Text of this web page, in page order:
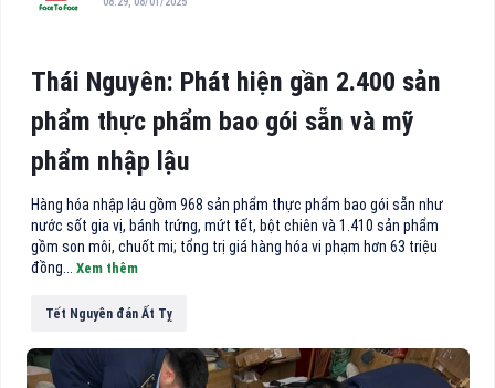
Thái Nguyên: Phát hiện gần 2.400 sản
phẩm thực phẩm bao gói sẵn và mỹ
phẩm nhập lậu
Hàng hóa nhập lậu gồm 968 sản phẩm thực phẩm bao gói sẵn như
nước sốt gia vị, bánh trứng, mứt tết, bột chiên và 1.410 sản phẩm
gồm son môi, chuốt mi; tổng trị giá hàng hóa vi phạm hơn 63 triệu
đồng... Xem thêm
Tết Nguyên đán Ất Tỵ